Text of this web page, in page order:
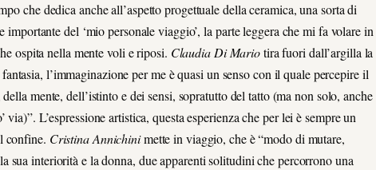
che dedica anche all’aspetto progettuale della ceramica, una sorta di
importante del ‘mio personale viaggio’, la parte leggera che mi fa volare in
ospita nella mente voli e riposi. Claudia Di Mariotira fuori dall’argilla la
l’immaginazione per me è quasi un senso con il quale percepire il
mente, dell’istinto e dei sensi, sopratutto del tatto (ma non solo, anche
L’espressione artistica, questa esperienza che per lei è sempre un
confine. Cristina Annichinimette in viaggio, che è “modo di mutare,
sua interiorità e la donna, due apparenti solitudini che percorrono una